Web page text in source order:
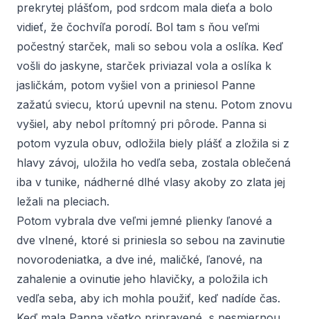
prekrytej plášťom, pod srdcom mala dieťa a bolo
vidieť, že čochvíľa porodí. Bol tam s ňou veľmi
počestný starček, mali so sebou vola a oslíka. Keď
vošli do jaskyne, starček priviazal vola a oslíka k
jasličkám, potom vyšiel von a priniesol Panne
zažatú sviecu, ktorú upevnil na stenu. Potom znovu
vyšiel, aby nebol prítomný pri pôrode. Panna si
potom vyzula obuv, odložila biely plášť a zložila si z
hlavy závoj, uložila ho vedľa seba, zostala oblečená
iba v tunike, nádherné dlhé vlasy akoby zo zlata jej
ležali na pleciach.
Potom vybrala dve veľmi jemné plienky ľanové a
dve vlnené, ktoré si priniesla so sebou na zavinutie
novorodeniatka, a dve iné, maličké, ľanové, na
zahalenie a ovinutie jeho hlavičky, a položila ich
vedľa seba, aby ich mohla použiť, keď nadíde čas.